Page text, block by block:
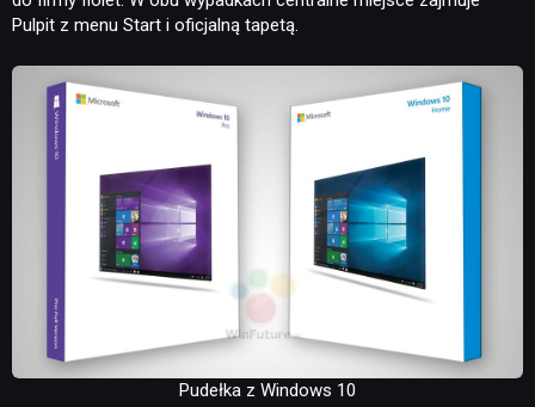
Pulpit z menu Start i oficjalną tapetą.
Pudełka z Windows 10